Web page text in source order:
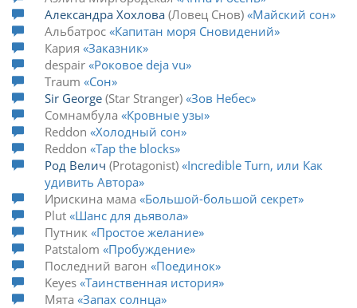
Александра Хохлова Ловец Снов
Майский сон
Альбатрос Капитан моря Сновидений
Кария Заказник
despair Роковое deja vu
Traum
Сон
Sir George Star Stranger
Зов Небес
Сомнамбула
Кровные узы
Reddon Холодный сон
Reddon Tap the blocks
Род Велич Protagonist
Incredible Turn, или Как
удивить Автора
Ирискина мама
Большой-большой секрет
Plut Шанс для дьявола
Путник
Простое желание
Patstalom
Пробуждение
Последний вагон
Поединок
Keyes Таинственная история
Мята Запах солнца